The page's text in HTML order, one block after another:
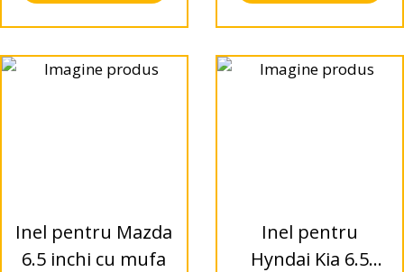
Inel pentru Mazda
6.5 inchi cu mufa
Inel pentru
Hyndai Kia 6.5